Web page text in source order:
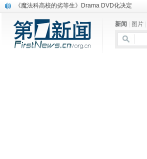
《魔法科高校的劣等生》Drama DVD化决定
消息称刘强东要求京东商城明年扭亏为盈
保健品也能吃出一身病? 康宝莱员工自揭多项家丑
煤价"跳水"电企利润"蹦高" 电煤联动亟待完善
新闻 图片